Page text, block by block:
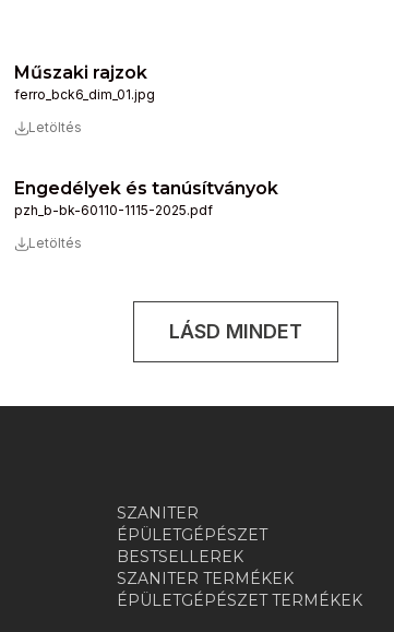
Műszaki rajzok
ferro_bck6_dim_01.jpg
Letöltés
Engedélyek és tanúsítványok
pzh_b-bk-60110-1115-2025.pdf
Letöltés
LÁSD MINDET
SZANITER
ÉPÜLETGÉPÉSZET
BESTSELLEREK
SZANITER TERMÉKEK
ÉPÜLETGÉPÉSZET TERMÉKEK